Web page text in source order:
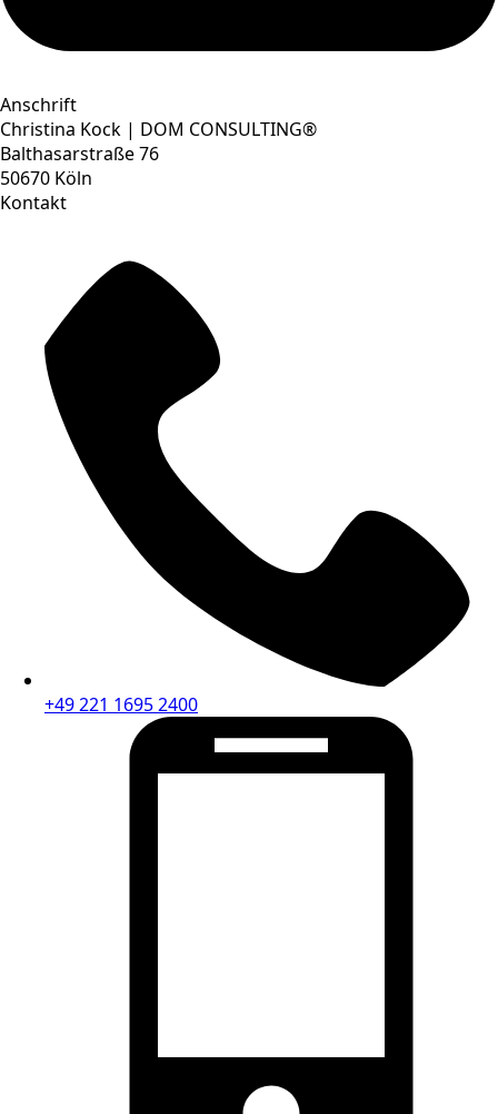
Anschrift
Christina Kock | DOM CONSULTING®
Balthasarstraße 76
50670 Köln
Kontakt
+49 221 1695 2400